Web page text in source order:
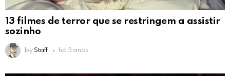
13 filmes de terror que se restringem a assistir
sozinho
by Staff há 3 anos